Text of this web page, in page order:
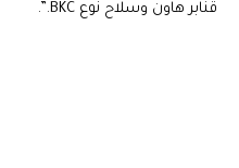
قنابر هاون وسلاح نوع BKC.”.